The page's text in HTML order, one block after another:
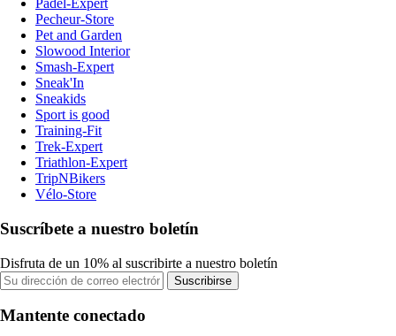
Padel-Expert
Pecheur-Store
Pet and Garden
Slowood Interior
Smash-Expert
Sneak'In
Sneakids
Sport is good
Training-Fit
Trek-Expert
Triathlon-Expert
TripNBikers
Vélo-Store
Suscríbete a nuestro boletín
Disfruta de un 10% al suscribirte a nuestro boletín
Suscribirse
Mantente conectado